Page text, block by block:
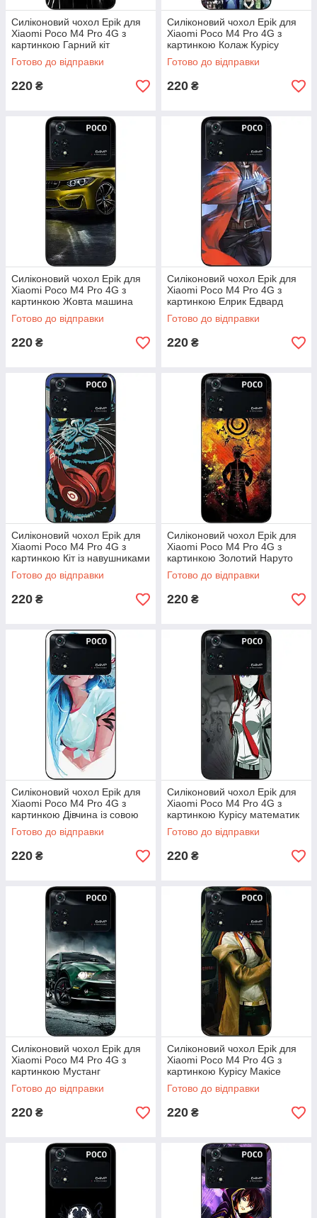
Силіконовий чохол Epik для
Xiaomi Poco M4 Pro 4G з
картинкою Гарний кіт
Готово до відправки
220 ₴
Силіконовий чохол Epik для
Xiaomi Poco M4 Pro 4G з
картинкою Колаж Курісу
Макісе
Готово до відправки
220 ₴
Силіконовий чохол Epik для
Xiaomi Poco M4 Pro 4G з
картинкою Жовта машина
Готово до відправки
220 ₴
Силіконовий чохол Epik для
Xiaomi Poco M4 Pro 4G з
картинкою Елрик Едвард
Готово до відправки
220 ₴
Силіконовий чохол Epik для
Xiaomi Poco M4 Pro 4G з
картинкою Кіт із навушниками
Готово до відправки
220 ₴
Силіконовий чохол Epik для
Xiaomi Poco M4 Pro 4G з
картинкою Золотий Наруто
Готово до відправки
220 ₴
Силіконовий чохол Epik для
Xiaomi Poco M4 Pro 4G з
картинкою Дівчина із совою
Готово до відправки
220 ₴
Силіконовий чохол Epik для
Xiaomi Poco M4 Pro 4G з
картинкою Курісу математик
Готово до відправки
220 ₴
Силіконовий чохол Epik для
Xiaomi Poco M4 Pro 4G з
картинкою Мустанг
Готово до відправки
220 ₴
Силіконовий чохол Epik для
Xiaomi Poco M4 Pro 4G з
картинкою Курісу Макісе
Готово до відправки
220 ₴